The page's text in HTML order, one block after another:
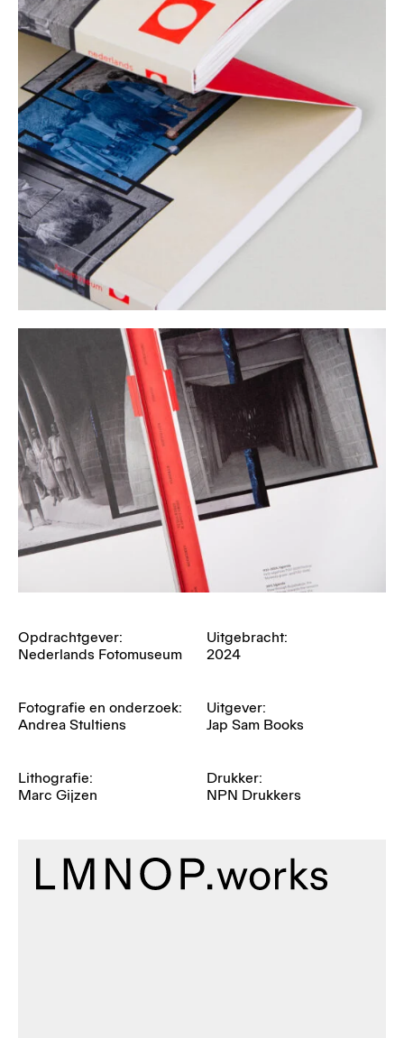
Opdrachtgever:
Nederlands Fotomuseum
Uitgebracht:
2024
Fotografie en onderzoek:
Andrea Stultiens
Uitgever:
Jap Sam Books
Lithografie:
Marc Gijzen
Drukker:
NPN Drukkers